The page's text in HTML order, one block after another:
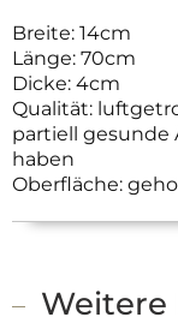
Breite: 14cm
Länge: 70cm
Dicke: 4cm
Qualität:
partiell gesunde
haben
Oberfläche:
Weitere